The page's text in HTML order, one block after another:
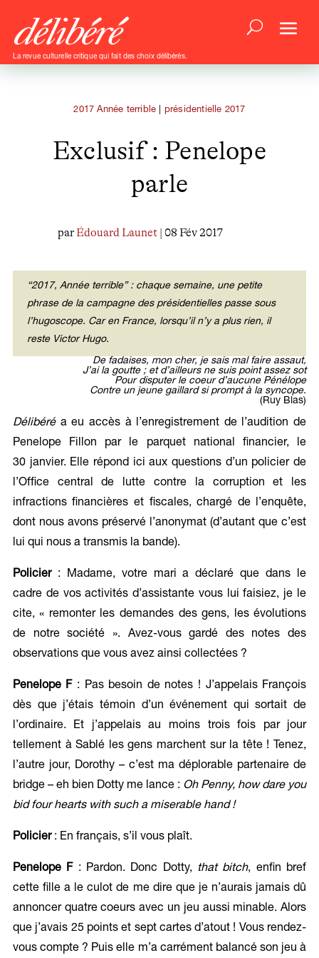
La revue culturelle critique qui fait des choix délibérés.
2017 Année terrible présidentielle 2017
Exclusif : Penelope
parle
parÉdouard Launet | 08 Fév 2017
“2017, Année terrible” : chaque semaine, une petite
phrase de la campagne des présidentielles passe sous
l’hugoscope. Car en France, lorsqu’il n’y a plus rien, il
reste Victor Hugo.
De fadaises, mon cher, je sais mal faire assaut,
J’ai la goutte ; et d’ailleurs ne suis point assez sot
Pour disputer le coeur d’aucune Pénélope
Contre un jeune gaillard si prompt à la syncope.
(Ruy Blas)
Délibéréa eu accès à l’enregistrement de l’audition de
Penelope Fillon par le parquet national financier, le
30 janvier. Elle répond ici aux questions d’un policier de
l’Office central de lutte contre la corruption et les
infractions financières et fiscales, chargé de l’enquête,
dont nous avons préservé l’anonymat (d’autant que c’est
lui qui nous a transmis la bande).
Policier : Madame, votre mari a déclaré que dans le
cadre de vos activités d’assistante vous lui faisiez, je le
cite, « remonter les demandes des gens, les évolutions
de notre société ». Avez-vous gardé des notes des
observations que vous avez ainsi collectées ?
Penelope F : Pas besoin de notes ! J’appelais François
dès que j’étais témoin d’un événement qui sortait de
l’ordinaire. Et j’appelais au moins trois fois par jour
tellement à Sablé les gens marchent sur la tête ! Tenez,
l’autre jour, Dorothy – c’est ma déplorable partenaire de
bridge – eh bien Dotty me lance : Oh Penny, how dare you
bid four hearts with such a miserable hand !
Policier: En français, s’il vous plaît.
Penelope F : Pardon. Donc Dotty, that bitch, enfin bref
cette fille a le culot de me dire que je n’aurais jamais dû
annoncer quatre coeurs avec un jeu aussi minable. Alors
que j’avais 25 points et sept cartes d’atout ! Vous rendez-
vous compte ? Puis elle m’a carrément balancé son jeu à